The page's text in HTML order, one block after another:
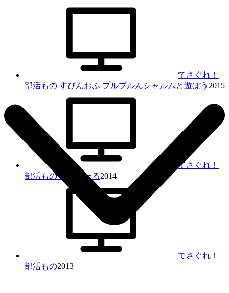
てさぐれ！
部活もの すぴんおふ プルプルんシャルムと遊ぼう 2015
てさぐれ！
部活もの あんこーる2014
てさぐれ！
部活もの2013